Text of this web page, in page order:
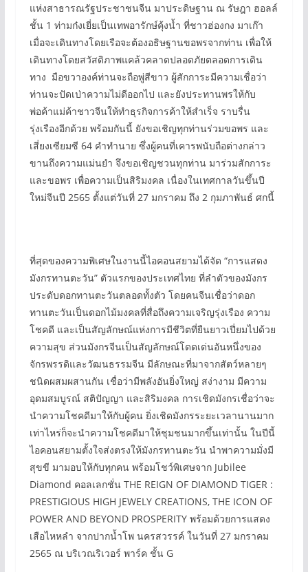
แห่งสาธารณรัฐประชาชนจีน มาประดิษฐาน ณ รัษฎา ฮอลล์
ชั้น 1 ท่ามก๋งเยี่ยเป็นเทพอารักษ์คุ้งน้ำ ที่ชาวฮ่องกง มาเก๊า
เมื่อจะเดินทางโดยเรือจะต้องอธิษฐานขอพรจากท่าน เพื่อให้
เดินทางโดยสวัสดิภาพแคล้วคลาดปลอดภัยตลอดการเดิน
ทาง มือขวาองค์ท่านจะถือพู่สีขาว ผู้สักการะมีความเชื่อว่า
ท่านจะปัดเป่าความไม่ดีออกไป และยังประทานพรให้กับ
พ่อค้าแม่ค้าชาวจีนให้ทำธุรกิจการค้าให้สำเร็จ ราบรื่น
รุ่งเรืองอีกด้วย พร้อมกันนี้ ยังขอเชิญทุกท่านร่วมขอพร และ
เสี่ยงเซียมซี 64 คำทำนาย ซึ่งผู้คนที่เคารพนับถือต่างกล่าว
ขานถึงความแม่นยำ จึงขอเชิญชวนทุกท่าน มาร่วมสักการะ
และขอพร เพื่อความเป็นสิริมงคล เนื่องในเทศกาลวันขึ้นปี
ใหม่จีนปี 2565 ตั้งแต่วันที่ 27 มกราคม ถึง 2 กุมภาพันธ์ ศกนี้
ที่สุดของความพิเศษในงานนี้ไอคอนสยามได้จัด “การแสดง
มังกรทานตะวัน” ตัวแรกของประเทศไทย ที่ลำตัวของมังกร
ประดับดอกทานตะวันตลอดทั้งตัว โดยคนจีนเชื่อว่าดอก
ทานตะวันเป็นดอกไม้มงคลที่สื่อถึงความเจริญรุ่งเรือง ความ
โชคดี และเป็นสัญลักษณ์แห่งการมีชีวิตที่ยืนยาวเปี่ยมไปด้วย
ความสุข ส่วนมังกรจีนเป็นสัญลักษณ์โดดเด่นอันหนึ่งของ
จักรพรรดิและวัฒนธรรมจีน มีลักษณะที่มาจากสัตว์หลายๆ
ชนิดผสมผสานกัน เชื่อว่ามีพลังอันยิ่งใหญ่ สง่างาม มีความ
อุดมสมบูรณ์ สติปัญญา และสิริมงคล การเชิดมังกรเชื่อว่าจะ
นำความโชคดีมาให้กับผู้คน ยิ่งเชิดมังกรระยะเวลานานมาก
เท่าไหร่ก็จะนำความโชคดีมาให้ชุมชนมากขึ้นเท่านั้น ในปีนี้
ไอคอนสยามตั้งใจส่งตรงให้มังกรทานตะวัน นำพาความมั่งมี
สุขขี มามอบให้กับทุกคน พร้อมโชว์พิเศษจาก Jubilee
Diamond คอลเลกชั่น THE REIGN OF DIAMOND TIGER :
PRESTIGIOUS HIGH JEWELY CREATIONS, THE ICON OF
POWER AND BEYOND PROSPERITY พร้อมด้วยการแสดง
เสือไหหลำ จากปากน้ำโพ นครสวรรค์ ในวันที่ 27 มกราคม
2565 ณ บริเวณริเวอร์ พาร์ค ชั้น G